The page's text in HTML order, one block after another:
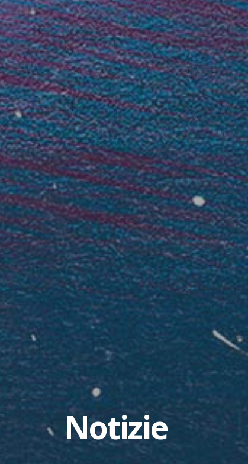
Notizie